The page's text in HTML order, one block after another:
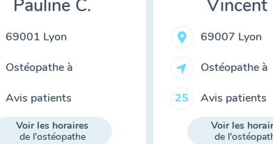
Pauline C.
69001 Lyon
Ostéopathe à
Avis patients
Voir les horaires
de l'ostéopathe
Vincent
69007 Lyon
Ostéopathe à
25 Avis patients
Voir les
de